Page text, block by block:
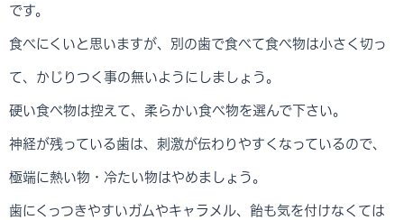
です。
食べにくいと思いますが、別の歯で食べて食べ物は小さく切っ
て、かじりつく事の無いようにしましょう。
硬い食べ物は控えて、柔らかい食べ物を選んで下さい。
神経が残っている歯は、刺激が伝わりやすくなっているので、
極端に熱い物・冷たい物はやめましょう。
歯にくっつきやすいガムやキャラメル、飴も気を付けなくては